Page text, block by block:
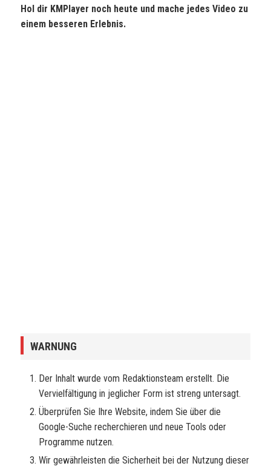
Hol dir KMPlayer noch heute und mache jedes Video zu
einem besseren Erlebnis.
WARNUNG
Der Inhalt wurde vom Redaktionsteam erstellt. Die
Vervielfältigung in jeglicher Form ist streng untersagt.
Überprüfen Sie Ihre Website, indem Sie über die
Google-Suche recherchieren und neue Tools oder
Programme nutzen.
Wir gewährleisten die Sicherheit bei der Nutzung dieser